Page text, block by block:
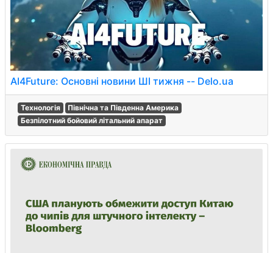
AI4Future: Основні новини ШІ тижня -- Delo.ua
Технологія
Північна та Південна Америка
Безпілотний бойовий літальний апарат